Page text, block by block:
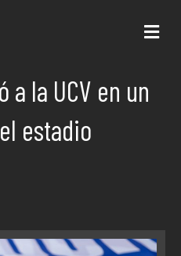
a la UCV en un
estadio